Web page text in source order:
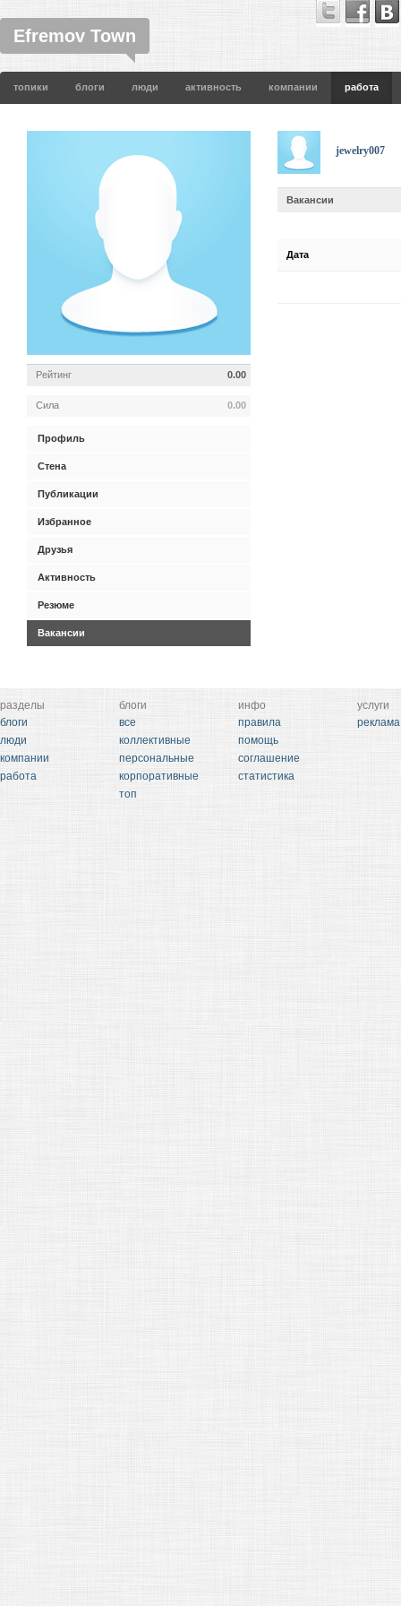
Efremov Town
топики блоги люди активность компании работа
jewelry007
Вакансии
Дата
Рейтинг 0.00
Сила 0.00
Профиль
Стена
Публикации
Избранное
Друзья
Активность
Резюме
Вакансии
разделы
блоги
люди
компании
работа
блоги
все
коллективные
персональные
корпоративные
топ
инфо
правила
помощь
соглашение
статистика
услуги
реклама